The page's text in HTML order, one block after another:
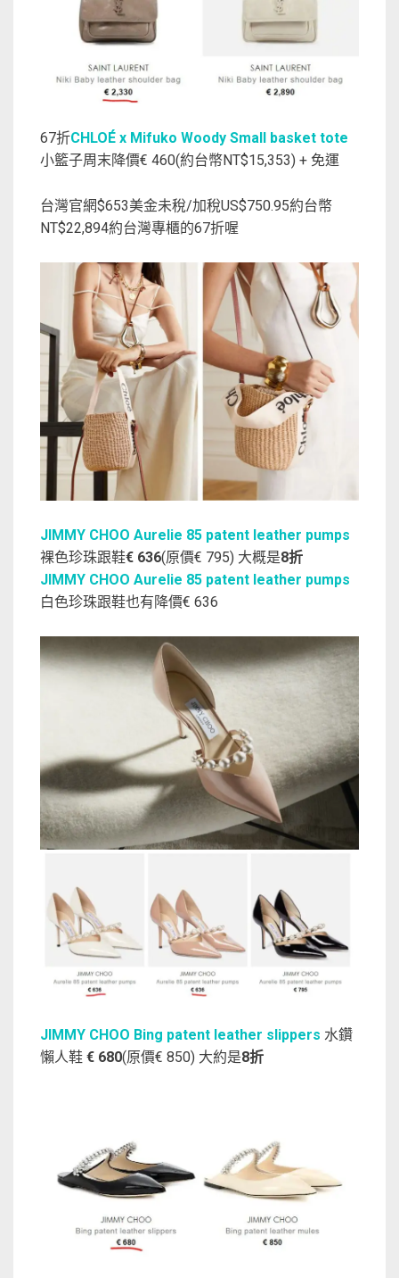
67折CHLOÉ x Mifuko Woody Small basket tote
小籃子周末降價€ 460(約台幣NT$15,353) + 免運
台灣官網$653美金未稅/加稅US$750.95約台幣
NT$22,894約台灣專櫃的67折喔
JIMMY CHOO Aurelie 85 patent leather pumps
裸色珍珠跟鞋€ 636(原價€ 795) 大概是8折
JIMMY CHOO Aurelie 85 patent leather pumps
白色珍珠跟鞋也有降價€ 636
JIMMY CHOO Bing patent leather slippers 水鑽
懶人鞋 € 680(原價€ 850) 大約是8折